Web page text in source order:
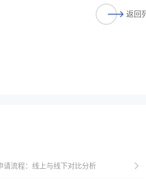
返回
请流程：线上与线下对比分析